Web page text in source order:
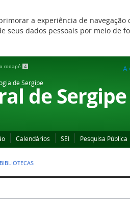
a experiência de
seus dados pessoais por meio de
rodapé 4
de Sergipe
de Sergipe
Calendários SEI Pesquisa Pública
BIBLIOTECAS